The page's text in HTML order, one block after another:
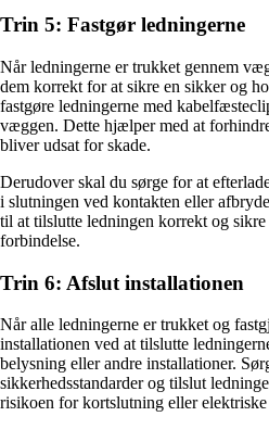
Trin 5: Fastgør ledningerne
Når ledningerne er trukket gennem
dem korrekt for at sikre en sikker og
fastgøre ledningerne med
væggen. Dette hjælper med at
bliver udsat for skade.
Derudover skal du sørge for at
i slutningen ved kontakten eller
til at tilslutte ledningen korrekt og
forbindelse.
Trin 6: Afslut installationen
Når alle ledningerne er trukket og
installationen ved at tilslutte
belysning eller andre installationer.
sikkerhedsstandarder og tilslut
risikoen for kortslutning eller elektriske